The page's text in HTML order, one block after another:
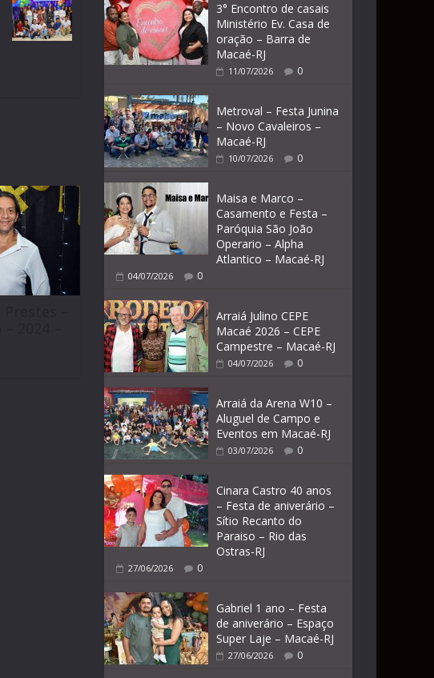
3° Encontro de casais
Ministério Ev. Casa de
oração – Barra de
Macaé-RJ
11/07/2026 0
Metroval – Festa Junina
– Novo Cavaleiros –
Macaé-RJ
10/07/2026 0
Maisa e Marco –
Casamento e Festa –
Paróquia São João
Operario – Alpha
Atlantico – Macaé-RJ
04/07/2026 0
Arraiá Julino CEPE
Macaé 2026 – CEPE
Campestre – Macaé-RJ
04/07/2026 0
Arraiá da Arena W10 –
Aluguel de Campo e
Eventos em Macaé-RJ
03/07/2026 0
Cinara Castro 40 anos
– Festa de aniverário –
Sítio Recanto do
Paraiso – Rio das
Ostras-RJ
27/06/2026 0
Gabriel 1 ano – Festa
de aniverário – Espaço
Super Laje – Macaé-RJ
27/06/2026 0